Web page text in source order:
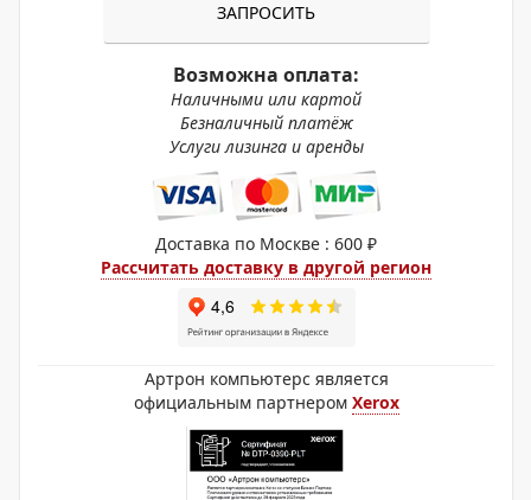
ЗАПРОСИТЬ
Возможна оплата:
Наличными или картой
Безналичный платёж
Услуги лизинга и аренды
Доставка по Москве : 600 ₽
Рассчитать доставку в другой регион
Артрон компьютерс является
официальным партнером Xerox